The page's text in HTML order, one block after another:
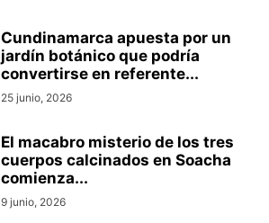
Cundinamarca apuesta por un
jardín botánico que podría
convertirse en referente...
25 junio, 2026
El macabro misterio de los tres
cuerpos calcinados en Soacha
comienza...
9 junio, 2026